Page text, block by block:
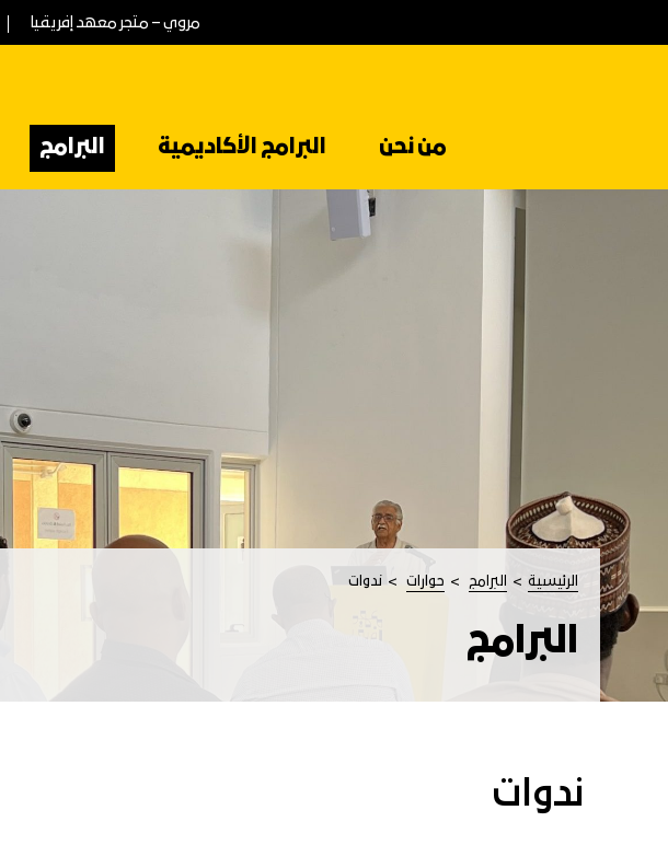
مروي – متجر معهد إفريقيا
من نحن البرامج الأكاديمية البرامج
الرئيسية البرامج حوارات ندوات
البرامج
ندوات